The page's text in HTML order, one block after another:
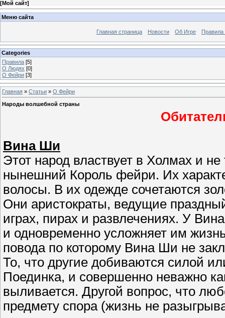
[Мой сайт]
Меню сайта
Главная страница Новости Об Игре
Categories
Правила [5]
О Людях [0]
О Фейри [3]
Главная » Статьи » О Фейри
Народы волшебной страны
Вина Ши
Этот народ властвует в Холмах и
нынешний Король фейри. Их
волосы. В их одежде сочетаются
Они аристократы, ведущие
играх, пирах и развлечениях. У
и одновременно усложняет им
повода по которому Вина Ши не
То, что другие добиваются силой
Поединка, и совершенно неважно
выливается. Другой вопрос, что
предмету спора (жизнь не